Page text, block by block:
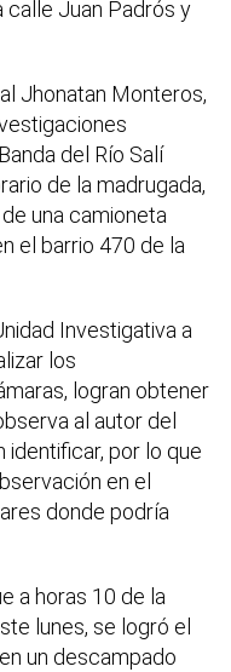
calle Juan Padrós y
Jhonatan Monteros,
del Río Salí
de la madrugada,
una camioneta
el barrio 470 de la
Investigativa a
los
logran obtener
al autor del
identificar, por lo que
en el
donde podría
a horas 10 de la
lunes, se logró el
un descampado